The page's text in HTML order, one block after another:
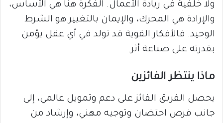
ولا خلفية في ريادة الأعمال. الفكرة هنا هي الأساس،
والإرادة هي المحرك، والإيمان بالتغيير هو الشرط
الوحيد. فالأفكار القوية قد تولد في أي عقل يؤمن
بقدرته على صناعة أثر.
ماذا ينتظر الفائزين
يحصل الفريق الفائز على دعم وتمويل عالمي، إلى
جانب فرص احتضان وتوجيه مهني، وإرشاد من